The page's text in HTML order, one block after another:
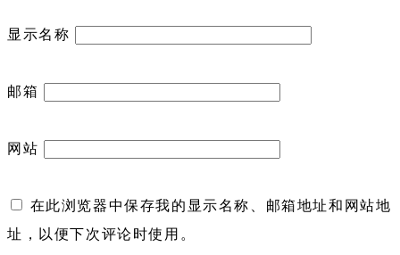
显示名称
邮箱
网站
在此浏览器中保存我的显示名称、邮箱地址和网站地
址，以便下次评论时使用。